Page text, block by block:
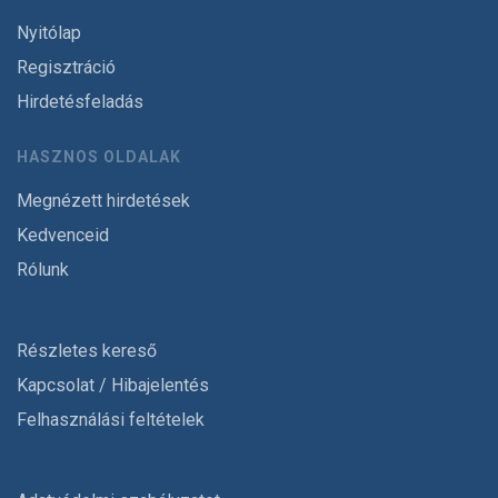
Nyitólap
Regisztráció
Hirdetésfeladás
HASZNOS OLDALAK
Megnézett hirdetések
Kedvenceid
Rólunk
Részletes kereső
Kapcsolat / Hibajelentés
Felhasználási feltételek